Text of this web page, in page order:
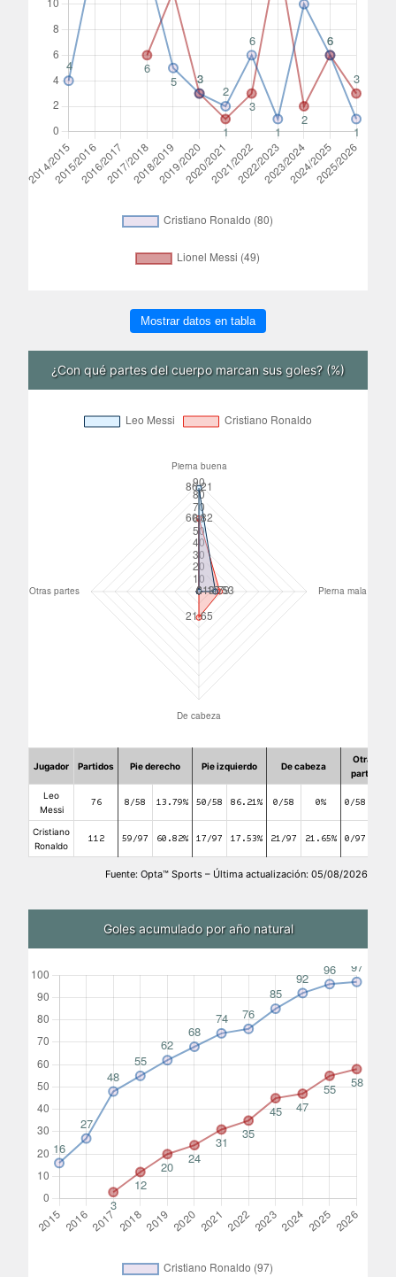
Mostrar datos en tabla
¿Con qué partes del cuerpo marcan sus goles? (%)
Jugador Partidos Pie derecho Pie izquierdo De cabeza
Otras
partes
Leo
Messi
76 8/58 13.79% 50/58 86.21% 0/58 0% 0/58
Cristiano
Ronaldo
112 59/97 60.82% 17/97 17.53% 21/97 21.65% 0/97
Fuente: Opta™ Sports – Última actualización: 05/08/2026
Goles acumulado por año natural